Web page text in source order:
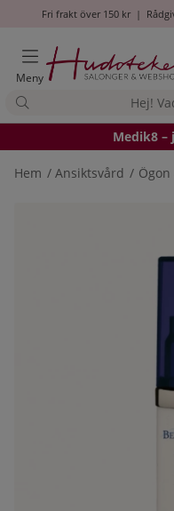
Fri frakt över 150 kr|
Meny
Medik8 –
Hem Ansiktsvård Ögon